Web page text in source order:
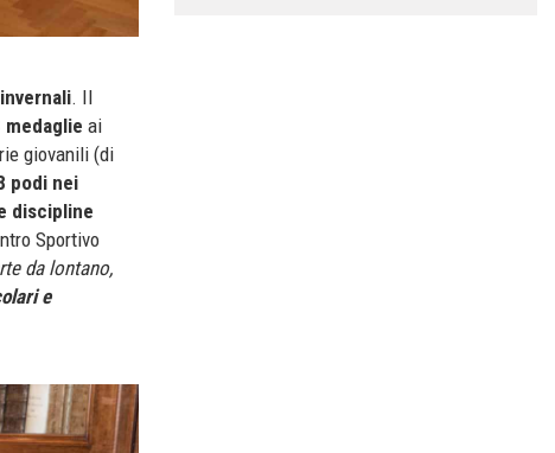
. Il
medaglie ai
giovanili (di
podi nei
discipline
Sportivo
da lontano,
e